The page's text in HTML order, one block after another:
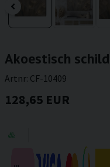
Akoestisch
Artnr: CF-10409
128,65 EUR